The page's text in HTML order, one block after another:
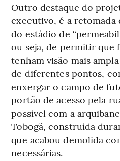
Outro destaque do
executivo, é a
do estádio de
ou seja, de permitir que
tenham visão mais
de diferentes pontos,
enxergar o campo de
portão de acesso pela
possível com a
Tobogã, construída
que acabou demolida
necessárias.